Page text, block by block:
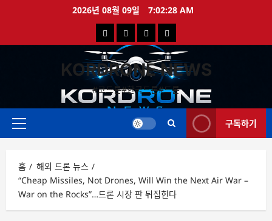
로
2026년 08월 09일 7:02:28 AM
국
내
드
론
뉴
해
외
드
론
뉴
드
영
상
드
론
특
가
KORDRONE NEWS
#코드론#한국드론#드론
주
구독하기
홈
해외 드론 뉴스
“Cheap Missiles, Not Drones, Will Win the Next Air War –
War on the Rocks”…드론 시장 판 뒤집힌다